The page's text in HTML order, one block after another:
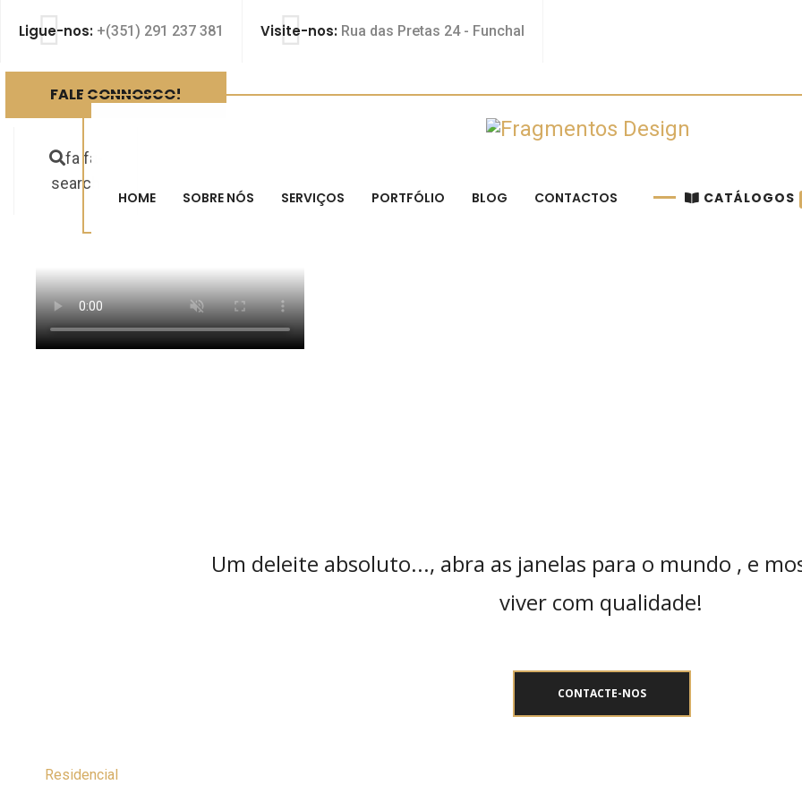
HOME SOBRE NÓS SERVIÇOS PORTFÓLIO BLOG CONTACTOS CATÁLOGOS
Ligue-nos: +(351) 291 237 381 Visite-nos: Rua das Pretas 24 - Funchal
FALE CONNOSCO!
fa fa-
search
Um deleite absoluto..., abra as janelas para o mundo , e
viver com qualidade!
CONTACTE-NOS
Residencial